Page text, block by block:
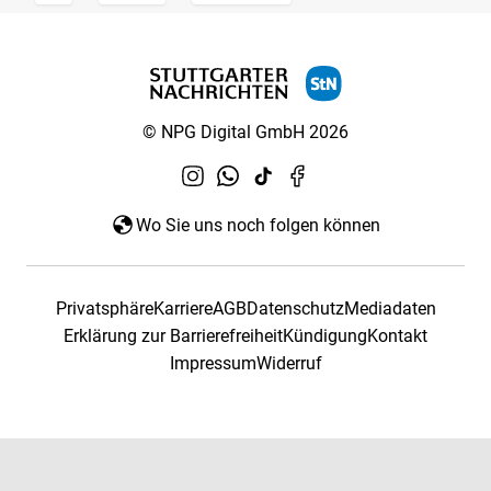
© NPG Digital GmbH 2026
Wo Sie uns noch folgen können
PrivatsphäreKarriereAGBDatenschutzMediadaten
Erklärung zur BarrierefreiheitKündigungKontakt
ImpressumWiderruf